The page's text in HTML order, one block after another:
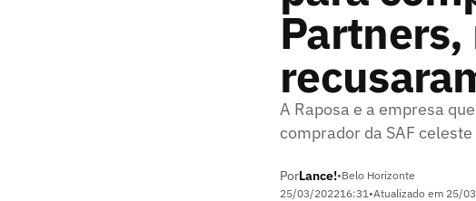
Partners,
A Raposa e a empresa
comprador da SAF celeste
PorLance!•Belo Horizonte
25/03/202216:31•Atualizado em 25/